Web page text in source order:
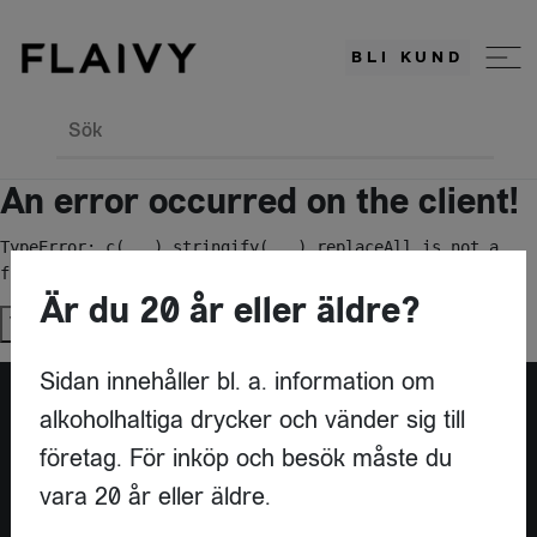
BLI KUND
Sök
An error occurred on the client!
TypeError: c(...).stringify(...).replaceAll is not a
function
Try again
Är du leverantör?
Är du 20 år eller äldre?
Sidan innehåller bl. a. information om
alkoholhaltiga drycker och vänder sig till
företag. För inköp och besök måste du
vara 20 år eller äldre.